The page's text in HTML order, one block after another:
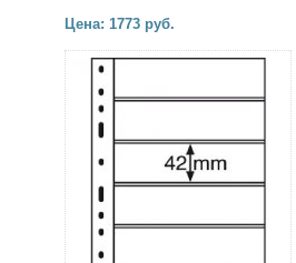
Цена: 1773 руб.